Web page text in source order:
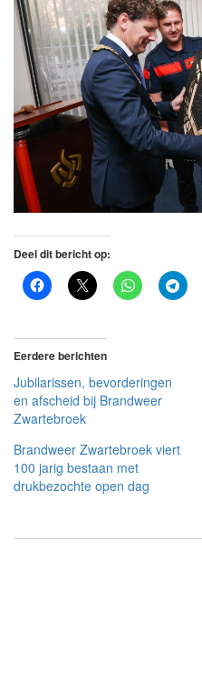
Deel dit bericht op:
Eerdere berichten
Jubilarissen, bevorderingen
en afscheid bij Brandweer
Zwartebroek
Brandweer Zwartebroek viert
100 jarig bestaan met
drukbezochte open dag